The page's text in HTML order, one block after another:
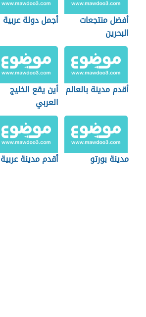
أفضل منتجعات
البحرين
أجمل دولة عربية
أقدم مدينة بالعالم أين يقع الخليج
العربي
مدينة بورتو أقدم مدينة عربية